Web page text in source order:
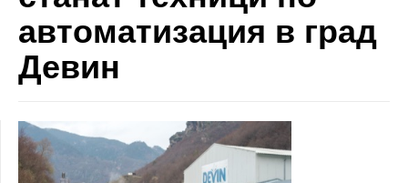
автоматизация в град
Девин